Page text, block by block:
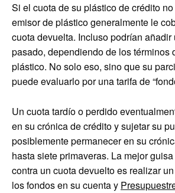
Si el cuota de su plástico de crédito
emisor de plástico generalmente le
cuota devuelta. Incluso podrían añadir
pasado, dependiendo de los términos
plástico. No solo eso, sino que su
puede evaluarlo por una tarifa de
Un cuota tardío o perdido
en su crónica de crédito y sujetar su
posiblemente permanecer en su
hasta siete primaveras. La mejor
contra un cuota devuelto es realizar
los fondos en su cuenta y